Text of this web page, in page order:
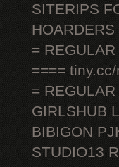
SITERIPS
=
====
=
GIRLSHUB
BIBIGON
STUDIO13